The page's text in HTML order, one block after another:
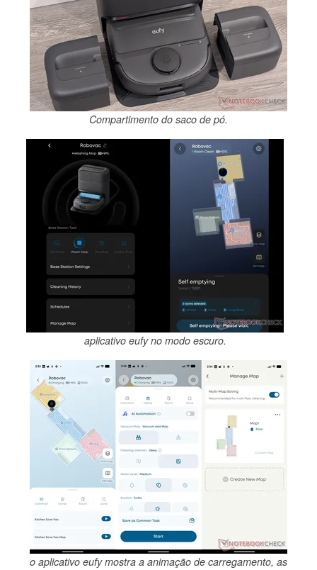
Compartimento do saco de pó.
aplicativo eufy no modo escuro.
o aplicativo eufy mostra a animação de carregamento, as